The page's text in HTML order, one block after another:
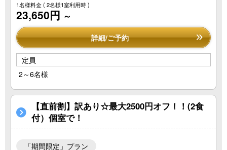
1名様料金( 2名様1室利用時 )
23,650円 ～
詳細/ご予約
定員
2～6名様
【直前割】訳あり☆最大2500円オフ！！(2食
付）個室で！
「期間限定」プラン